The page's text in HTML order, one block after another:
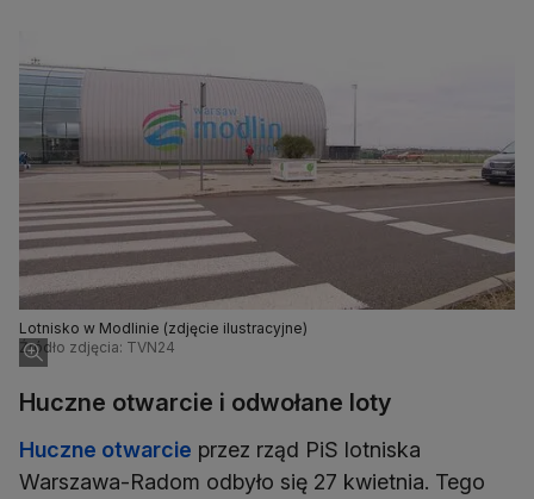
Lotnisko w Modlinie (zdjęcie ilustracyjne)
Źródło zdjęcia: TVN24
Huczne otwarcie i odwołane loty
Huczne otwarcie przez rząd PiS lotniska
Warszawa-Radom odbyło się 27 kwietnia. Tego